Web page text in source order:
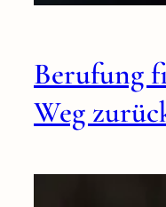
Berufung
Weg